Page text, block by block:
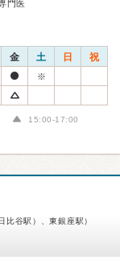
門医
金 土 日 祝
※
15:00-17:00
比谷駅）、東銀座駅）